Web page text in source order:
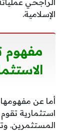
الإسلامية.
مفهوم
أما عن
استثمارية
المستثمرين.